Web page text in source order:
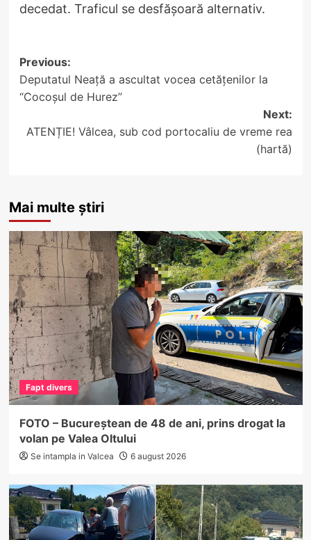
decedat. Traficul se desfășoară alternativ.
Post
navigation
Previous:
Deputatul Neață a ascultat vocea cetățenilor la
“Cocoșul de Hurez”
Next:
ATENȚIE! Vâlcea, sub cod portocaliu de vreme rea
(hartă)
Mai multe știri
Fapt divers
FOTO – Bucureștean de 48 de ani, prins drogat la
volan pe Valea Oltului
Se intampla in Valcea 6 august 2026